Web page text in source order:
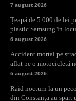
7 august 2026
Țeapă de 5.000 de lei
plastic Samsung în
6 august 2026
Accident mortal pe
aflat pe o motocicletă
6 august 2026
Raid nocturn la un
din Constanța au spart